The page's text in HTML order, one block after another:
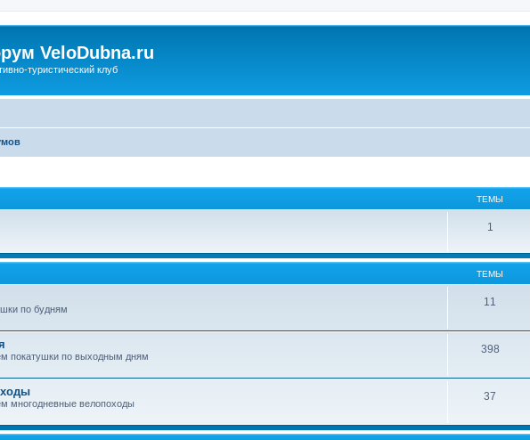
VeloDubna.ru
туристический клуб
ТЕМЫ
1
ТЕМЫ
по будням
11
покатушки по выходным дням
398
многодневные велопоходы
37